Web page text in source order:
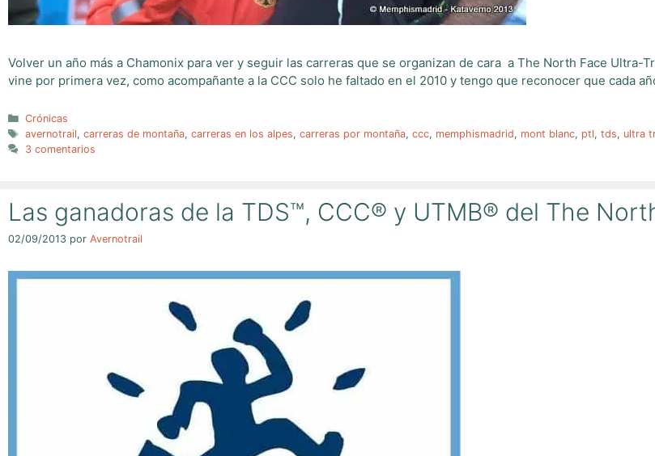
Volver un año más a Chamonix para ver y seguir las carreras que se organizan de cara a The North Face
vine por primera vez, como acompañante a la CCC solo he faltado en el 2010 y tengo que reconocer que cada
Categorías
Crónicas
Etiquetas
avernotrail, carreras de montaña, carreras en los alpes, carreras por montaña, ccc, memphismadrid, mont blanc, ptl, tds, ultra
3 comentarios
Las ganadoras de la TDS™, CCC® y UTMB® del The
02/09/2013 por Avernotrail